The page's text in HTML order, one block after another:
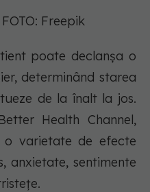
Freepik
poate declanșa o
determinând starea
de la înalt la jos.
Health Channel,
varietate de efecte
anxietate, sentimente